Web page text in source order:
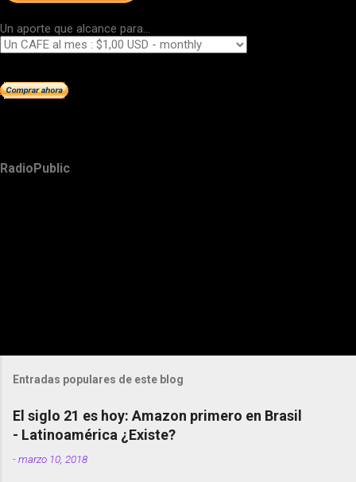
Un aporte que alcance para...
RadioPublic
Entradas populares de este blog
El siglo 21 es hoy: Amazon primero en Brasil
- Latinoamérica ¿Existe?
-marzo 10, 2018